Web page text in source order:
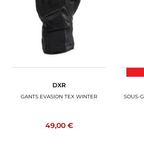
DXR
GANTS EVASION TEX WINTER
49,00 €
SOUS-